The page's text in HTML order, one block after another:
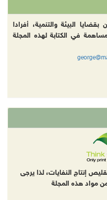
البيئة والتنمية، أفرادا
في الكتابة لهذه المجلة
إنتاج النفايات، لذا يرجى
مواد هذه المجلة